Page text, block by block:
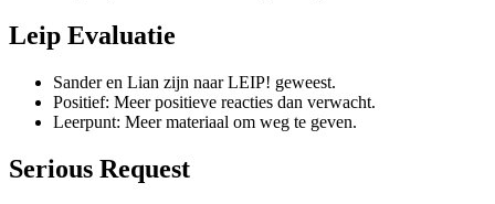
Leip Evaluatie
Sander en Lian zijn naar LEIP! geweest.
Positief: Meer positieve reacties dan verwacht.
Leerpunt: Meer materiaal om weg te geven.
Serious Request